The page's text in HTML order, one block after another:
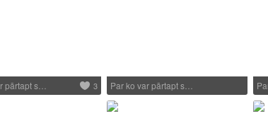
pārtapt s… 3 Par ko var pārtapt s…